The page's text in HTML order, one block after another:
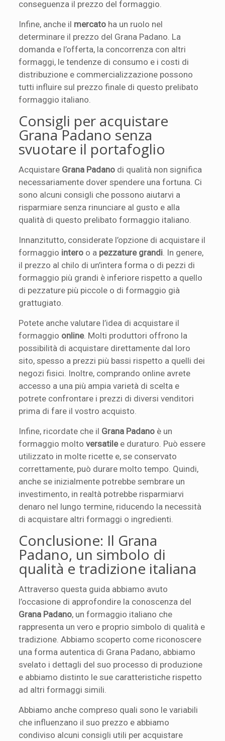
conseguenza il prezzo del formaggio.
Infine, anche il mercato ha un ruolo nel
determinare il prezzo del Grana Padano. La
domanda e l’offerta, la concorrenza con altri
formaggi, le tendenze di consumo e i costi di
distribuzione e commercializzazione possono
tutti influire sul prezzo finale di questo prelibato
formaggio italiano.
Consigli per acquistare
Grana Padano senza
svuotare il portafoglio
Acquistare Grana Padano di qualità non significa
necessariamente dover spendere una fortuna. Ci
sono alcuni consigli che possono aiutarvi a
risparmiare senza rinunciare al gusto e alla
qualità di questo prelibato formaggio italiano.
Innanzitutto, considerate l’opzione di acquistare il
formaggio intero o a pezzature grandi . In genere,
il prezzo al chilo di un’intera forma o di pezzi di
formaggio più grandi è inferiore rispetto a quello
di pezzature più piccole o di formaggio già
grattugiato.
Potete anche valutare l’idea di acquistare il
formaggio online. Molti produttori offrono la
possibilità di acquistare direttamente dal loro
sito, spesso a prezzi più bassi rispetto a quelli dei
negozi fisici. Inoltre, comprando online avrete
accesso a una più ampia varietà di scelta e
potrete confrontare i prezzi di diversi venditori
prima di fare il vostro acquisto.
Infine, ricordate che il Grana Padano è un
formaggio moltoversatilee duraturo. Può essere
utilizzato in molte ricette e, se conservato
correttamente, può durare molto tempo. Quindi,
anche se inizialmente potrebbe sembrare un
investimento, in realtà potrebbe risparmiarvi
denaro nel lungo termine, riducendo la necessità
di acquistare altri formaggi o ingredienti.
Conclusione: Il Grana
Padano, un simbolo di
qualità e tradizione italiana
Attraverso questa guida abbiamo avuto
l’occasione di approfondire la conoscenza del
Grana Padano, un formaggio italiano che
rappresenta un vero e proprio simbolo di qualità e
tradizione. Abbiamo scoperto come riconoscere
una forma autentica di Grana Padano, abbiamo
svelato i dettagli del suo processo di produzione
e abbiamo distinto le sue caratteristiche rispetto
ad altri formaggi simili.
Abbiamo anche compreso quali sono le variabili
che influenzano il suo prezzo e abbiamo
condiviso alcuni consigli utili per acquistare